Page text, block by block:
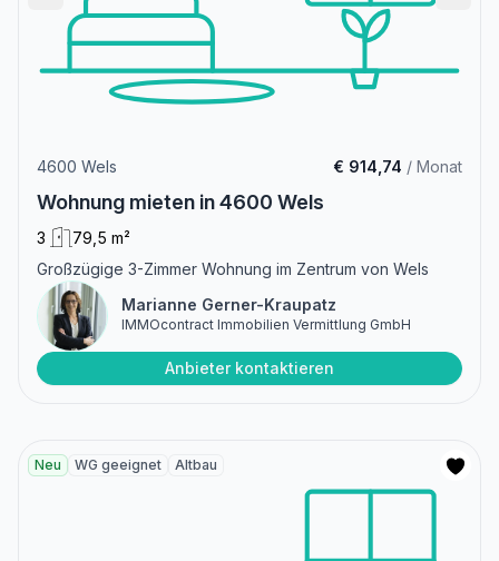
4600 Wels € 914,74 / Monat
Wohnung mieten in 4600 Wels
3
79,5 m²
Großzügige 3-Zimmer Wohnung im Zentrum von Wels
Marianne Gerner-Kraupatz
IMMOcontract Immobilien Vermittlung GmbH
Anbieter kontaktieren
Neu WG geeignet Altbau